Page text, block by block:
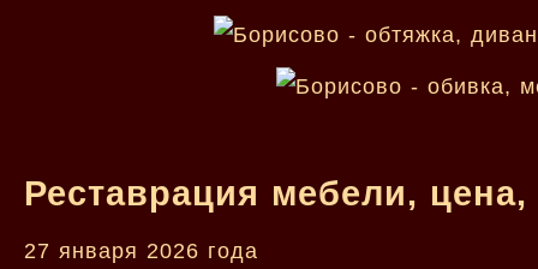
Реставрация мебели,
27 января 2026 года